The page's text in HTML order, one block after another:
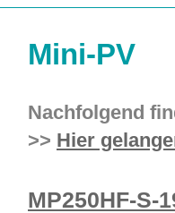
Mini-PV
Nachfolgend
>> Hier
MP250HF-S-